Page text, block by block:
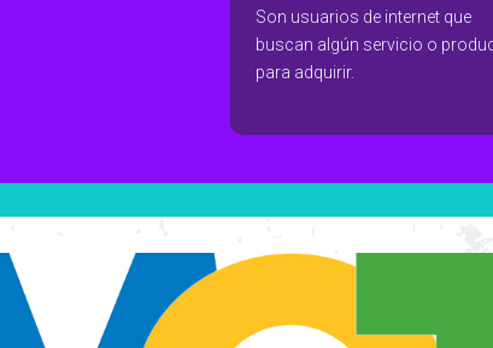
Son usuarios de internet que
buscan algún servicio o
para adquirir.